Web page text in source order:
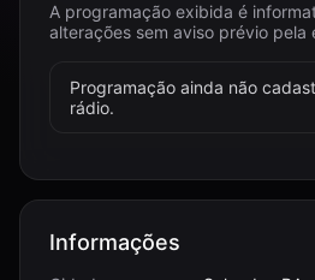
A programação exibida é
alterações sem aviso prévio pela
Programação ainda não
rádio.
Informações